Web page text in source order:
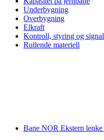
Underbygning
Overbygning
Elkraft
Kontroll, styring og signal
Rullende materiell
Bane NOR Ekstern lenke